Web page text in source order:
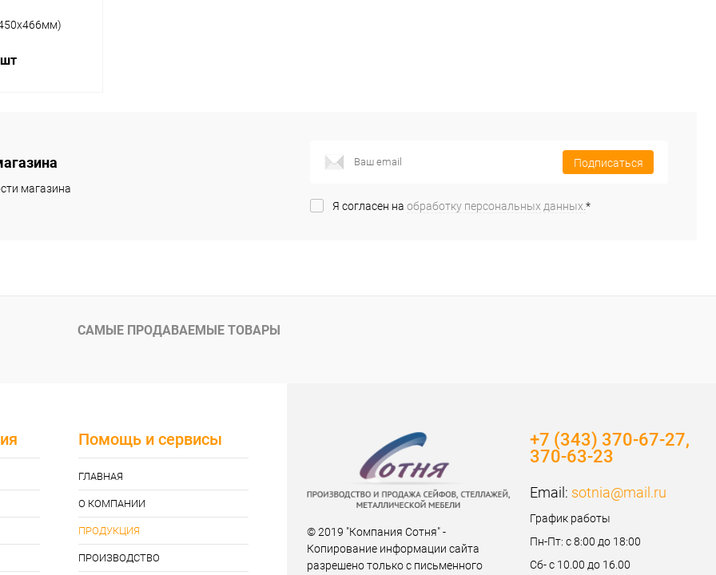
Сравнение
Под заказ
магазина
Подписаться
Я согласен на обработку персональных данных. *
САМЫЕ ПРОДАВАЕМЫЕ ТОВАРЫ
Помощь и сервисы
ГЛАВНАЯ
О КОМПАНИИ
ПРОДУКЦИЯ
ПРОИЗВОДСТВО
© 2019 "Компания Сотня" -
Копирование информации сайта
разрешено только с письменного
+7 (343) 370-67-27,
370-63-23
Email: sotnia@mail.ru
График работы
Пн-Пт: с 8:00 до 18:00
Сб- с 10.00 до 16.00